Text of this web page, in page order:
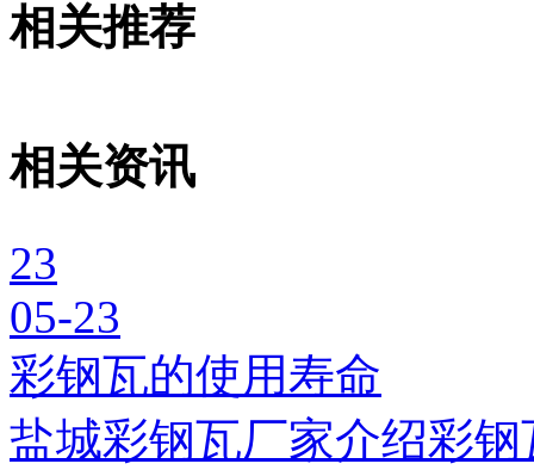
相关推荐
相关资讯
23
05-23
彩钢瓦的使用寿命
盐城彩钢瓦厂家介绍彩